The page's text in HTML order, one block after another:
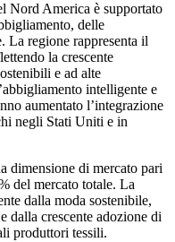
Nord America è supportato
delle
La regione rappresenta il
la crescente
e ad alte
intelligente e
aumentato l’integrazione
negli Stati Uniti e in
dimensione di mercato pari
del mercato totale. La
dalla moda sostenibile,
dalla crescente adozione di
produttori tessili.